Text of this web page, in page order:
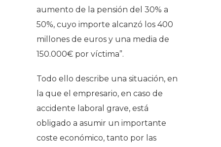
aumento de la pensión del 30% a
50%, cuyo importe alcanzó los 400
millones de euros y una media de
150.000€ por víctima”.
Todo ello describe una situación, en
la que el empresario, en caso de
accidente laboral grave, está
obligado a asumir un importante
coste económico, tanto por las